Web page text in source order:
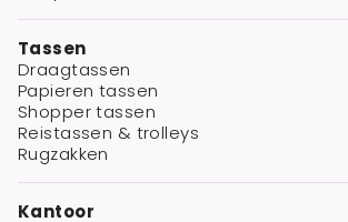
Tassen
Draagtassen
Papieren tassen
Shopper tassen
Reistassen & trolleys
Rugzakken
Kantoor